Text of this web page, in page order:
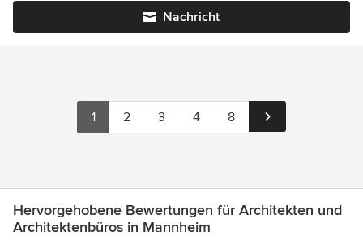
Nachricht
1 2 3 4 8
Hervorgehobene Bewertungen für Architekten und
Architektenbüros in Mannheim